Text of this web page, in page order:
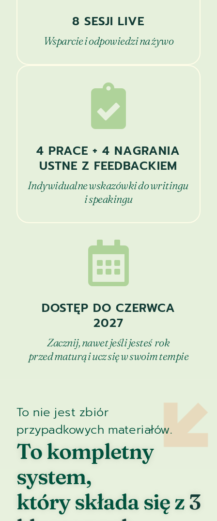
8 SESJI LIVE
Wsparcie i odpowiedzi na żywo

4 PRACE + 4 NAGRANIA
USTNE Z FEEDBACKIEM
Indywidualne wskazówki do writingu
i speakingu

DOSTĘP DO CZERWCA
2027
Zacznij, nawet jeśli jesteś rok
przed maturą i ucz się w swoim tempie
To nie jest zbiór
przypadkowych materiałów.
To kompletny
system,
który składa się z3